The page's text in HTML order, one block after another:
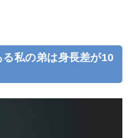
私の弟は身長差が10